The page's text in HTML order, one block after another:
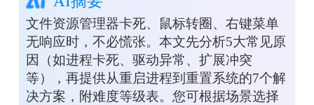
文件资源管理器卡死、鼠标转圈、右键菜单
无响应时，不必慌张。本文先分析5大常见原
因（如进程卡死、驱动异常、扩展冲突
等），再提供从重启进程到重置系统的7个解
决方案，附难度等级表。您可根据场景选择